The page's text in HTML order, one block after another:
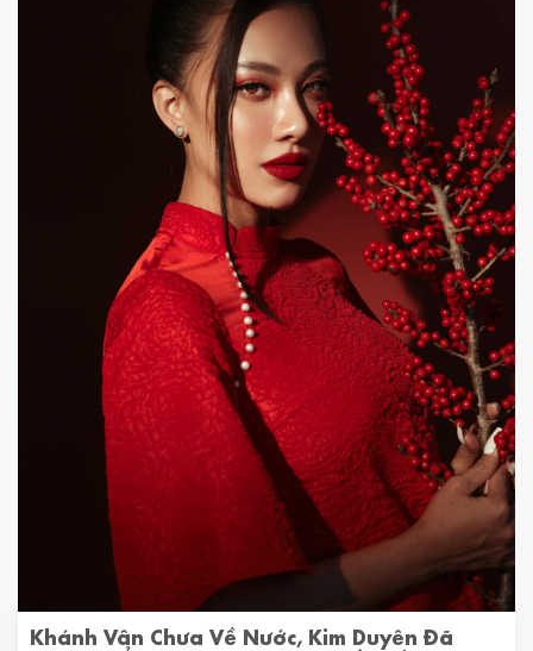
Khánh Vân Chưa Về Nước, Kim Duyên Đã